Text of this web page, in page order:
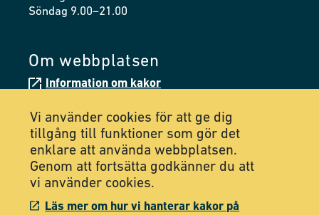
Söndag 9.00–21.00
Om webbplatsen
Information om kakor
Tillgänglighetsredogörelse
Följ oss på Facebook
Följ oss på Instagram
Vi använder cookies för att ge dig
tillgång till funktioner som gör det
enklare att använda webbplatsen.
Genom att fortsätta godkänner du att
vi använder cookies.
Läs mer om hur vi hanterar kakor på